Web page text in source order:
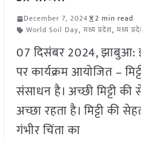
December 7, 2024
2 min read
World Soil Day, मध्य प्रदेश, मध्य
07 दिसंबर 2024, झाबुआ:
पर कार्यक्रम आयोजित –
संसाधन है। अच्छी मिट्टी
अच्छा रहता है। मिट्टी की
गंभीर चिंता का